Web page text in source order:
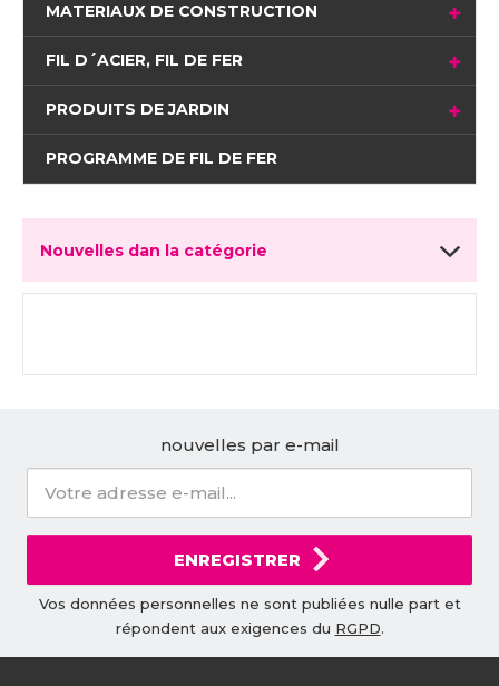
MATERIAUX DE CONSTRUCTION
FIL D´ACIER, FIL DE FER
PRODUITS DE JARDIN
PROGRAMME DE FIL DE FER
Nouvelles dan la catégorie
nouvelles par e-mail
ENREGISTRER
Vos données personnelles ne sont publiées nulle part et
répondent aux exigences du RGPD.